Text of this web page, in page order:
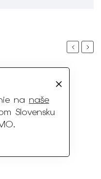
na naše
Slovensku
.
PreviousNext